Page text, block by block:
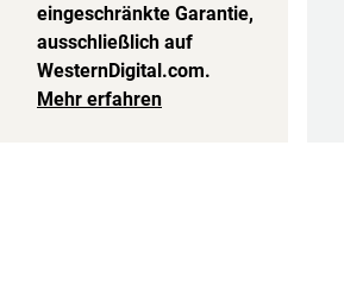
eingeschränkte Garantie,
ausschließlich auf
WesternDigital.com.
Mehr erfahren